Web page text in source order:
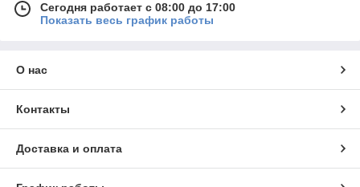
Сегодня работает с 08:00 до 17:00
Показать весь график работы
О нас
Контакты
Доставка и оплата